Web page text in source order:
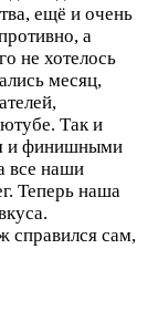
ещё и очень
а
не хотелось
месяц,
Так и
и финишными
все наши
Теперь наша
справился сам,